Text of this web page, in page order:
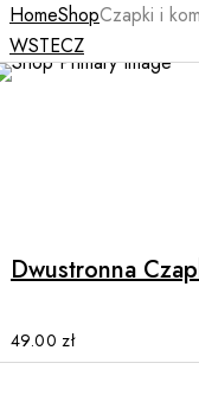
HomeShopCzapki i
WSTECZ
Dwustronna
49.00zł